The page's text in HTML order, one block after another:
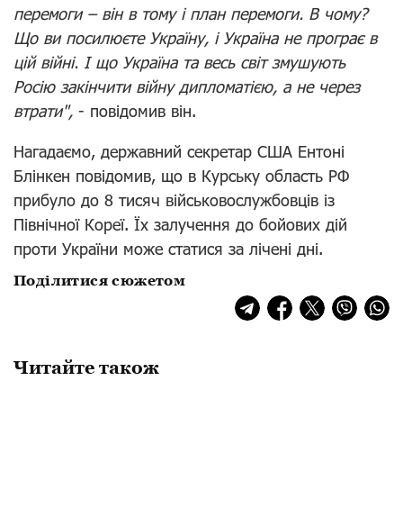
перемоги – він в тому і план перемоги. В чому?
Що ви посилюєте Україну, і Україна не програє в
цій війні. І що Україна та весь світ змушують
Росію закінчити війну дипломатією, а не через
втрати", - повідомив він.
Нагадаємо, державний секретар США Ентоні
Блінкен повідомив, що в Курську область РФ
прибуло до 8 тисяч військовослужбовців із
Північної Кореї. Їх залучення до бойових дій
проти України може статися за лічені дні.
Поділитися сюжетом
Читайте також